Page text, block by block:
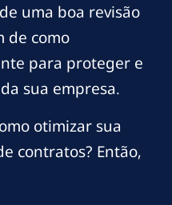
uma boa revisão
de como
para proteger e
sua empresa.
otimizar sua
contratos? Então,